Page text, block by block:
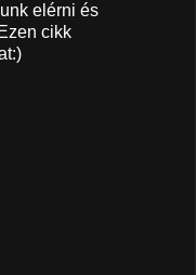
elérni és
cikk